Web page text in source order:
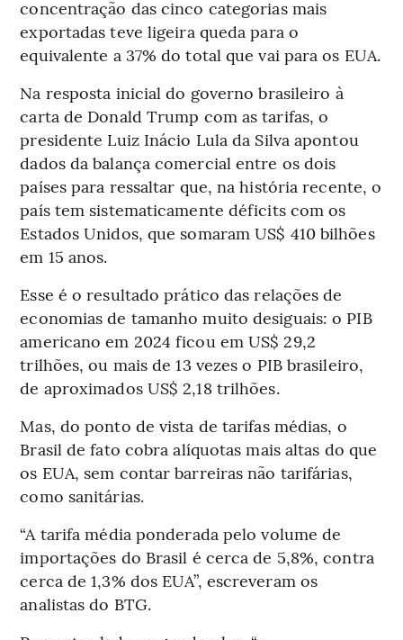
concentração das cinco categorias mais
exportadas teve ligeira queda para o
equivalente a 37% do total que vai para os EUA.
Na resposta inicial do governo brasileiro à
carta de Donald Trump com as tarifas, o
presidente Luiz Inácio Lula da Silva apontou
dados da balança comercial entre os dois
países para ressaltar que, na história recente, o
país tem sistematicamente déficits com os
Estados Unidos, que somaram US$ 410 bilhões
em 15 anos.
Esse é o resultado prático das relações de
economias de tamanho muito desiguais: o PIB
americano em 2024 ficou em US$ 29,2
trilhões, ou mais de 13 vezes o PIB brasileiro,
de aproximados US$ 2,18 trilhões.
Mas, do ponto de vista de tarifas médias, o
Brasil de fato cobra alíquotas mais altas do que
os EUA, sem contar barreiras não tarifárias,
como sanitárias.
“A tarifa média ponderada pelo volume de
importações do Brasil é cerca de 5,8%, contra
cerca de 1,3% dos EUA”, escreveram os
analistas do BTG.